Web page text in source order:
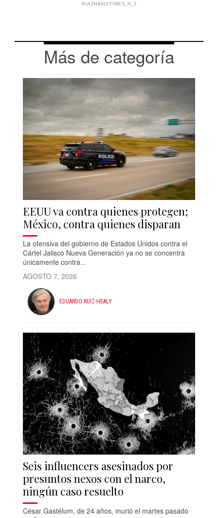
RUIZHEALYTIMES_H_2
Más de categoría
EEUU va contra quienes protegen;
México, contra quienes disparan
La ofensiva del gobierno de Estados Unidos contra el
Cártel Jalisco Nueva Generación ya no se concentra
únicamente contra...
AGOSTO 7, 2026
EDUARDO RUIZ-HEALY
Seis influencers asesinados por
presuntos nexos con el narco,
ningún caso resuelto
César Gastélum, de 24 años, murió el martes pasado